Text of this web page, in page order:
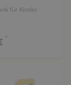
für Kinder
*